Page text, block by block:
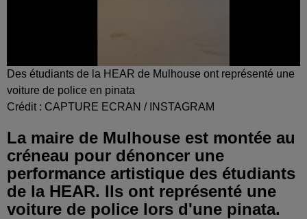
Des étudiants de la HEAR de Mulhouse ont représenté une
voiture de police en pinata
Crédit : CAPTURE ECRAN / INSTAGRAM
La maire de Mulhouse est montée au
créneau pour dénoncer une
performance artistique des étudiants
de la HEAR. Ils ont représenté une
voiture de police lors d'une pinata.